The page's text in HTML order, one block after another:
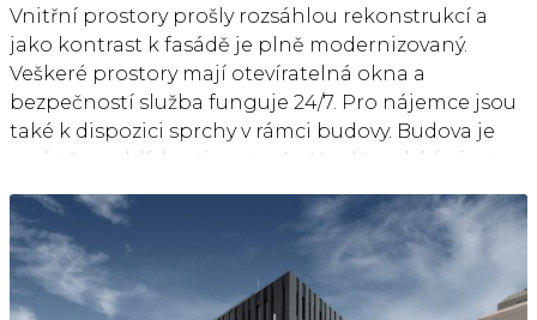
Vnitřní prostory prošly rozsáhlou rekonstrukcí a
jako kontrast k fasádě je plně modernizovaný.
Veškeré prostory mají otevíratelná okna a
bezpečností služba funguje 24/7. Pro nájemce jsou
také k dispozici sprchy v rámci budovy. Budova je
umístěna v blízkosti metra A - Hradčanská (minuta
blízkosti je také dostatek občanské vybavenosti.